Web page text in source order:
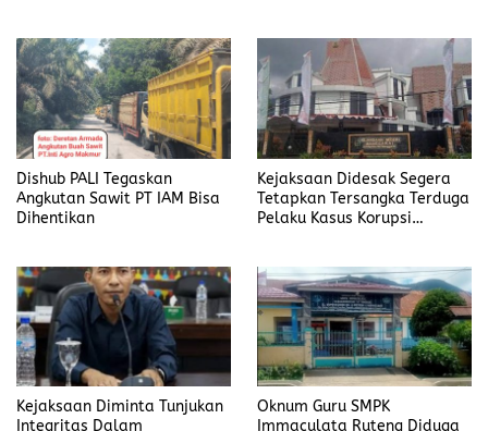
Haryanto
Dishub PALI Tegaskan
Angkutan Sawit PT IAM Bisa
Dihentikan
Kejaksaan Didesak Segera
Tetapkan Tersangka Terduga
Pelaku Kasus Korupsi
Kejaksaan Diminta Tunjukan
Integritas Dalam
Oknum Guru SMPK
Immaculata Ruteng Diduga